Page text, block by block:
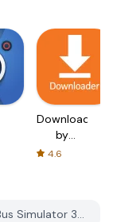
Downloader
by
AFTVnews
4.6
Come faccio a scaricare Offroad Coach Bus Simulator 3D da PGYER APK HUB?